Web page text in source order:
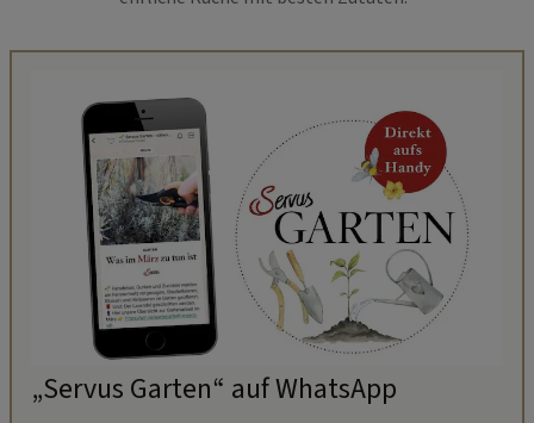
„Servus Garten“ auf WhatsApp